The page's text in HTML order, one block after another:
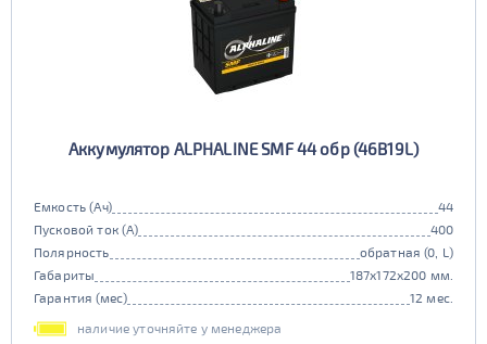
Аккумулятор ALPHALINE SMF 44 обр (46B19L)
Емкость (Ач)
44
Пусковой ток (А)
400
Полярность
обратная (0, L)
Габариты
187x172x200 мм.
Гарантия (мес)
12 мес.
наличие уточняйте у менеджера